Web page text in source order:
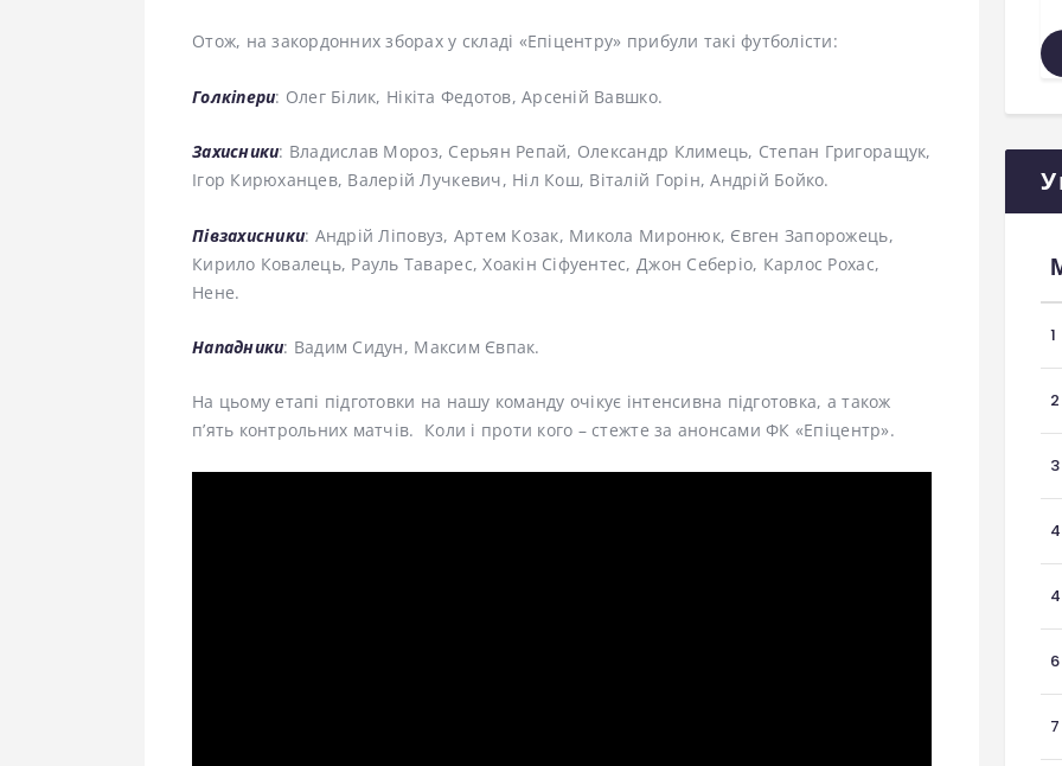
Отож, на закордонних зборах у складі «Епіцентру» прибули такі футболісти:
Голкіпери: Олег Білик, Нікіта Федотов, Арсеній Вавшко.
Захисники: Владислав Мороз, Серьян Репай, Олександр Климець, Степан Григоращук,
Ігор Кирюханцев, Валерій Лучкевич, Ніл Кош, Віталій Горін, Андрій Бойко.
Півзахисники: Андрій Ліповуз, Артем Козак, Микола Миронюк, Євген Запорожець,
Кирило Ковалець, Рауль Таварес, Хоакін Сіфуентес, Джон Себеріо, Карлос Рохас,
Нене.
Нападники: Вадим Сидун, Максим Євпак.
На цьому етапі підготовки на нашу команду очікує інтенсивна підготовка, а також
п’ять контрольних матчів. Коли і проти кого – стежте за анонсами ФК «Епіцентр».
1
2
3
4
4
6
7